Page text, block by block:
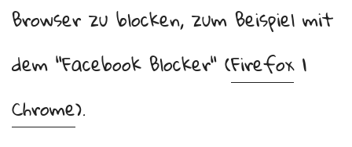
Browser zu blocken, zum Beispiel mit
dem “Facebook Blocker“ (Firefox|
Chrome).